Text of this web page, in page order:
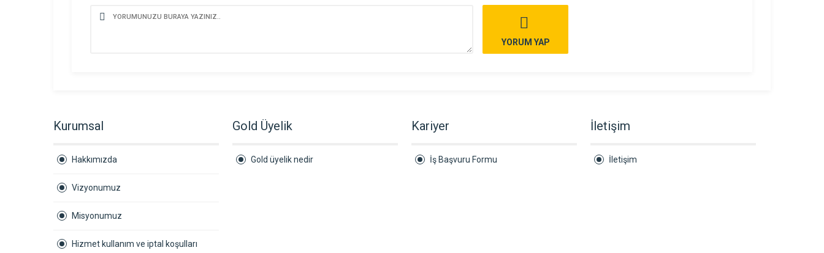
YORUM YAP
Kurumsal
Hakkımızda
Vizyonumuz
Misyonumuz
Hizmet kullanım ve iptal koşulları
Gold Üyelik
Gold üyelik nedir
Kariyer
İş Başvuru Formu
İletişim
İletişim